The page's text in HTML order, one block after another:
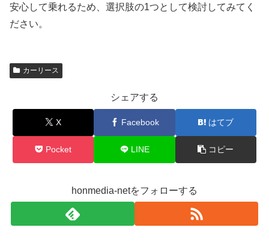
安心して乗れるため、選択肢の1つとして検討してみてく
ださい。
カーリース
シェアする
X Facebook はてブ
Pocket LINE コピー
honmedia-netをフォローする